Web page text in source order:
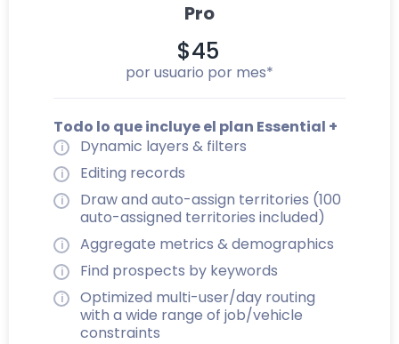
Pro
$45
por usuario por mes*
Todo lo que incluye el plan Essential +
Dynamic layers & filters
Editing records
Draw and auto-assign territories (100
auto-assigned territories included)
Aggregate metrics & demographics
Find prospects by keywords
Optimized multi-user/day routing
with a wide range of job/vehicle
constraints